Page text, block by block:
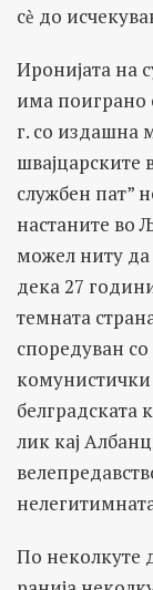
сѐ до
Иронијата на
има поиграно
г. со издашна
швајцарските
службен пат”
настаните во
можел ниту
дека 27
темната
споредуван
белградската
лик кај
По неколкуте